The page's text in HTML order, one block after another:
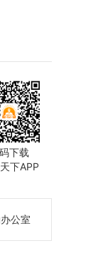
下载
下APP
公室